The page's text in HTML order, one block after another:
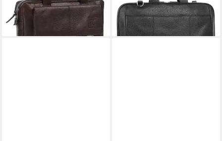
239,95 €
lieferbar - in 2-3 Werktagen bei dir
199,95 € UVP229,95 €
-13%
lieferbar - in 6-8 Werktagen bei dir